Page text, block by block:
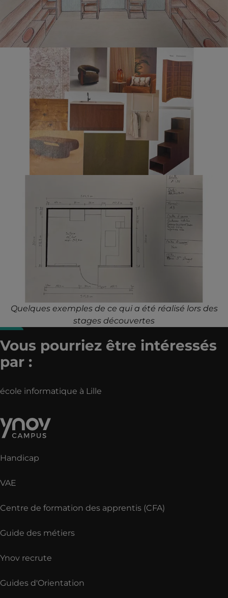
Quelques exemples de ce qui a été réalisé lors des
stages découvertes
Vous pourriez être intéressés
par :
école informatique à Lille
Handicap
VAE
Centre de formation des apprentis (CFA)
Guide des métiers
Ynov recrute
Guides d'Orientation